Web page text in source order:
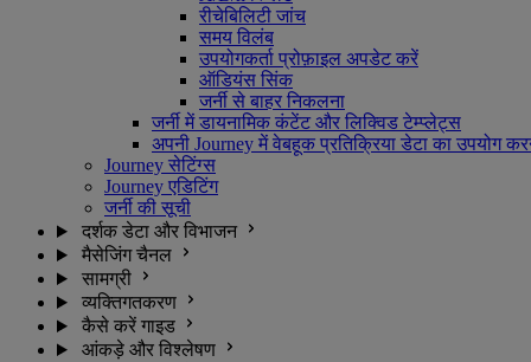
रीचेबिलिटी जांच
समय विलंब
उपयोगकर्ता प्रोफ़ाइल अपडेट करें
ऑडियंस सिंक
जर्नी से बाहर निकलना
जर्नी में डायनामिक कंटेंट और लिक्विड टेम्प्लेट्स
अपनी Journey में वेबहूक प्रतिक्रिया डेटा का उपयोग
Journey सेटिंग्स
Journey एडिटिंग
जर्नी की सूची
दर्शक डेटा और विभाजन
मैसेजिंग चैनल
सामग्री
व्यक्तिगतकरण
कैसे करें गाइड
आंकड़े और विश्लेषण